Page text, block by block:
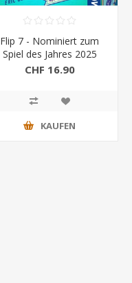
Flip 7 - Nominiert zum
Spiel des Jahres 2025
CHF 16.90
KAUFEN